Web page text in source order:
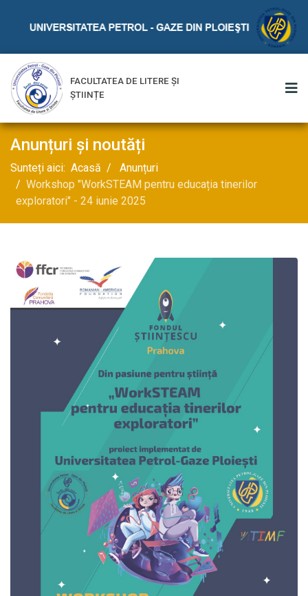
FACULTATEA DE LITERE ȘI
ȘTIINȚE
Anunțuri și noutăți
Sunteți aici: Acasă
Anunțuri
Workshop "WorkSTEAM pentru educația tinerilor
exploratori" - 24 iunie 2025